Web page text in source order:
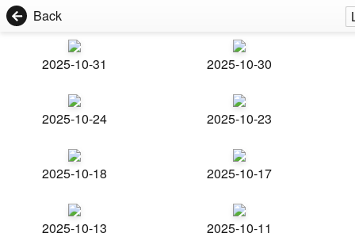
Back
2025-10-31 2025-10-30
2025-10-24 2025-10-23
2025-10-18 2025-10-17
2025-10-13 2025-10-11